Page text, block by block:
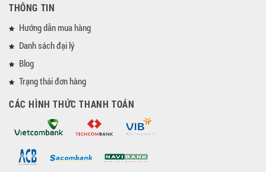
THÔNG TIN
Hướng dẫn mua hàng
Danh sách đại lý
Blog
Trạng thái đơn hàng
CÁC HÌNH THỨC THANH TOÁN